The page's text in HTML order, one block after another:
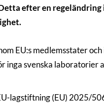
efter en
EU:s medlemsstater
inga svenska
lagstiftning (EU) 2025/